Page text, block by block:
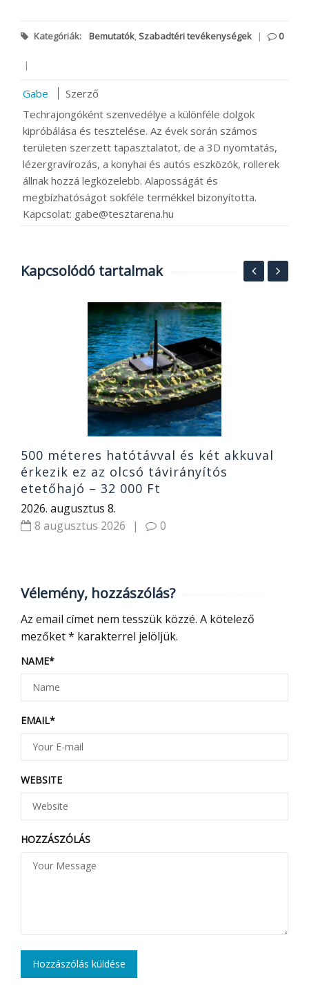
Kategóriák: Bemutatók Szabadtéri tevékenységek | 0
|
Gabe
Szerző
Techrajongóként szenvedélye a különféle dolgok
kipróbálása és tesztelése. Az évek során számos
területen szerzett tapasztalatot, de a 3D nyomtatás,
lézergravírozás, a konyhai és autós eszközök, rollerek
állnak hozzá legközelebb. Alaposságát és
megbízhatóságot sokféle termékkel bizonyította.
Kapcsolat: gabe@tesztarena.hu
Kapcsolódó tartalmak
500 méteres hatótávval és két akkuval
érkezik ez az olcsó távirányítós
etetőhajó – 32 000 Ft
2026. augusztus 8.
8 augusztus 2026
| 0
Vélemény, hozzászólás?
Az email címet nem tesszük közzé. A kötelező
mezőket* karakterrel jelöljük.
NAME*
EMAIL*
WEBSITE
HOZZÁSZÓLÁS